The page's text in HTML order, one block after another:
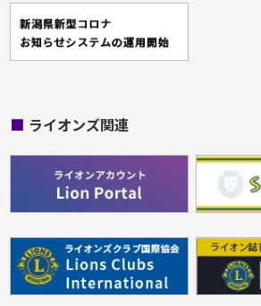
■ ライオンズ関連